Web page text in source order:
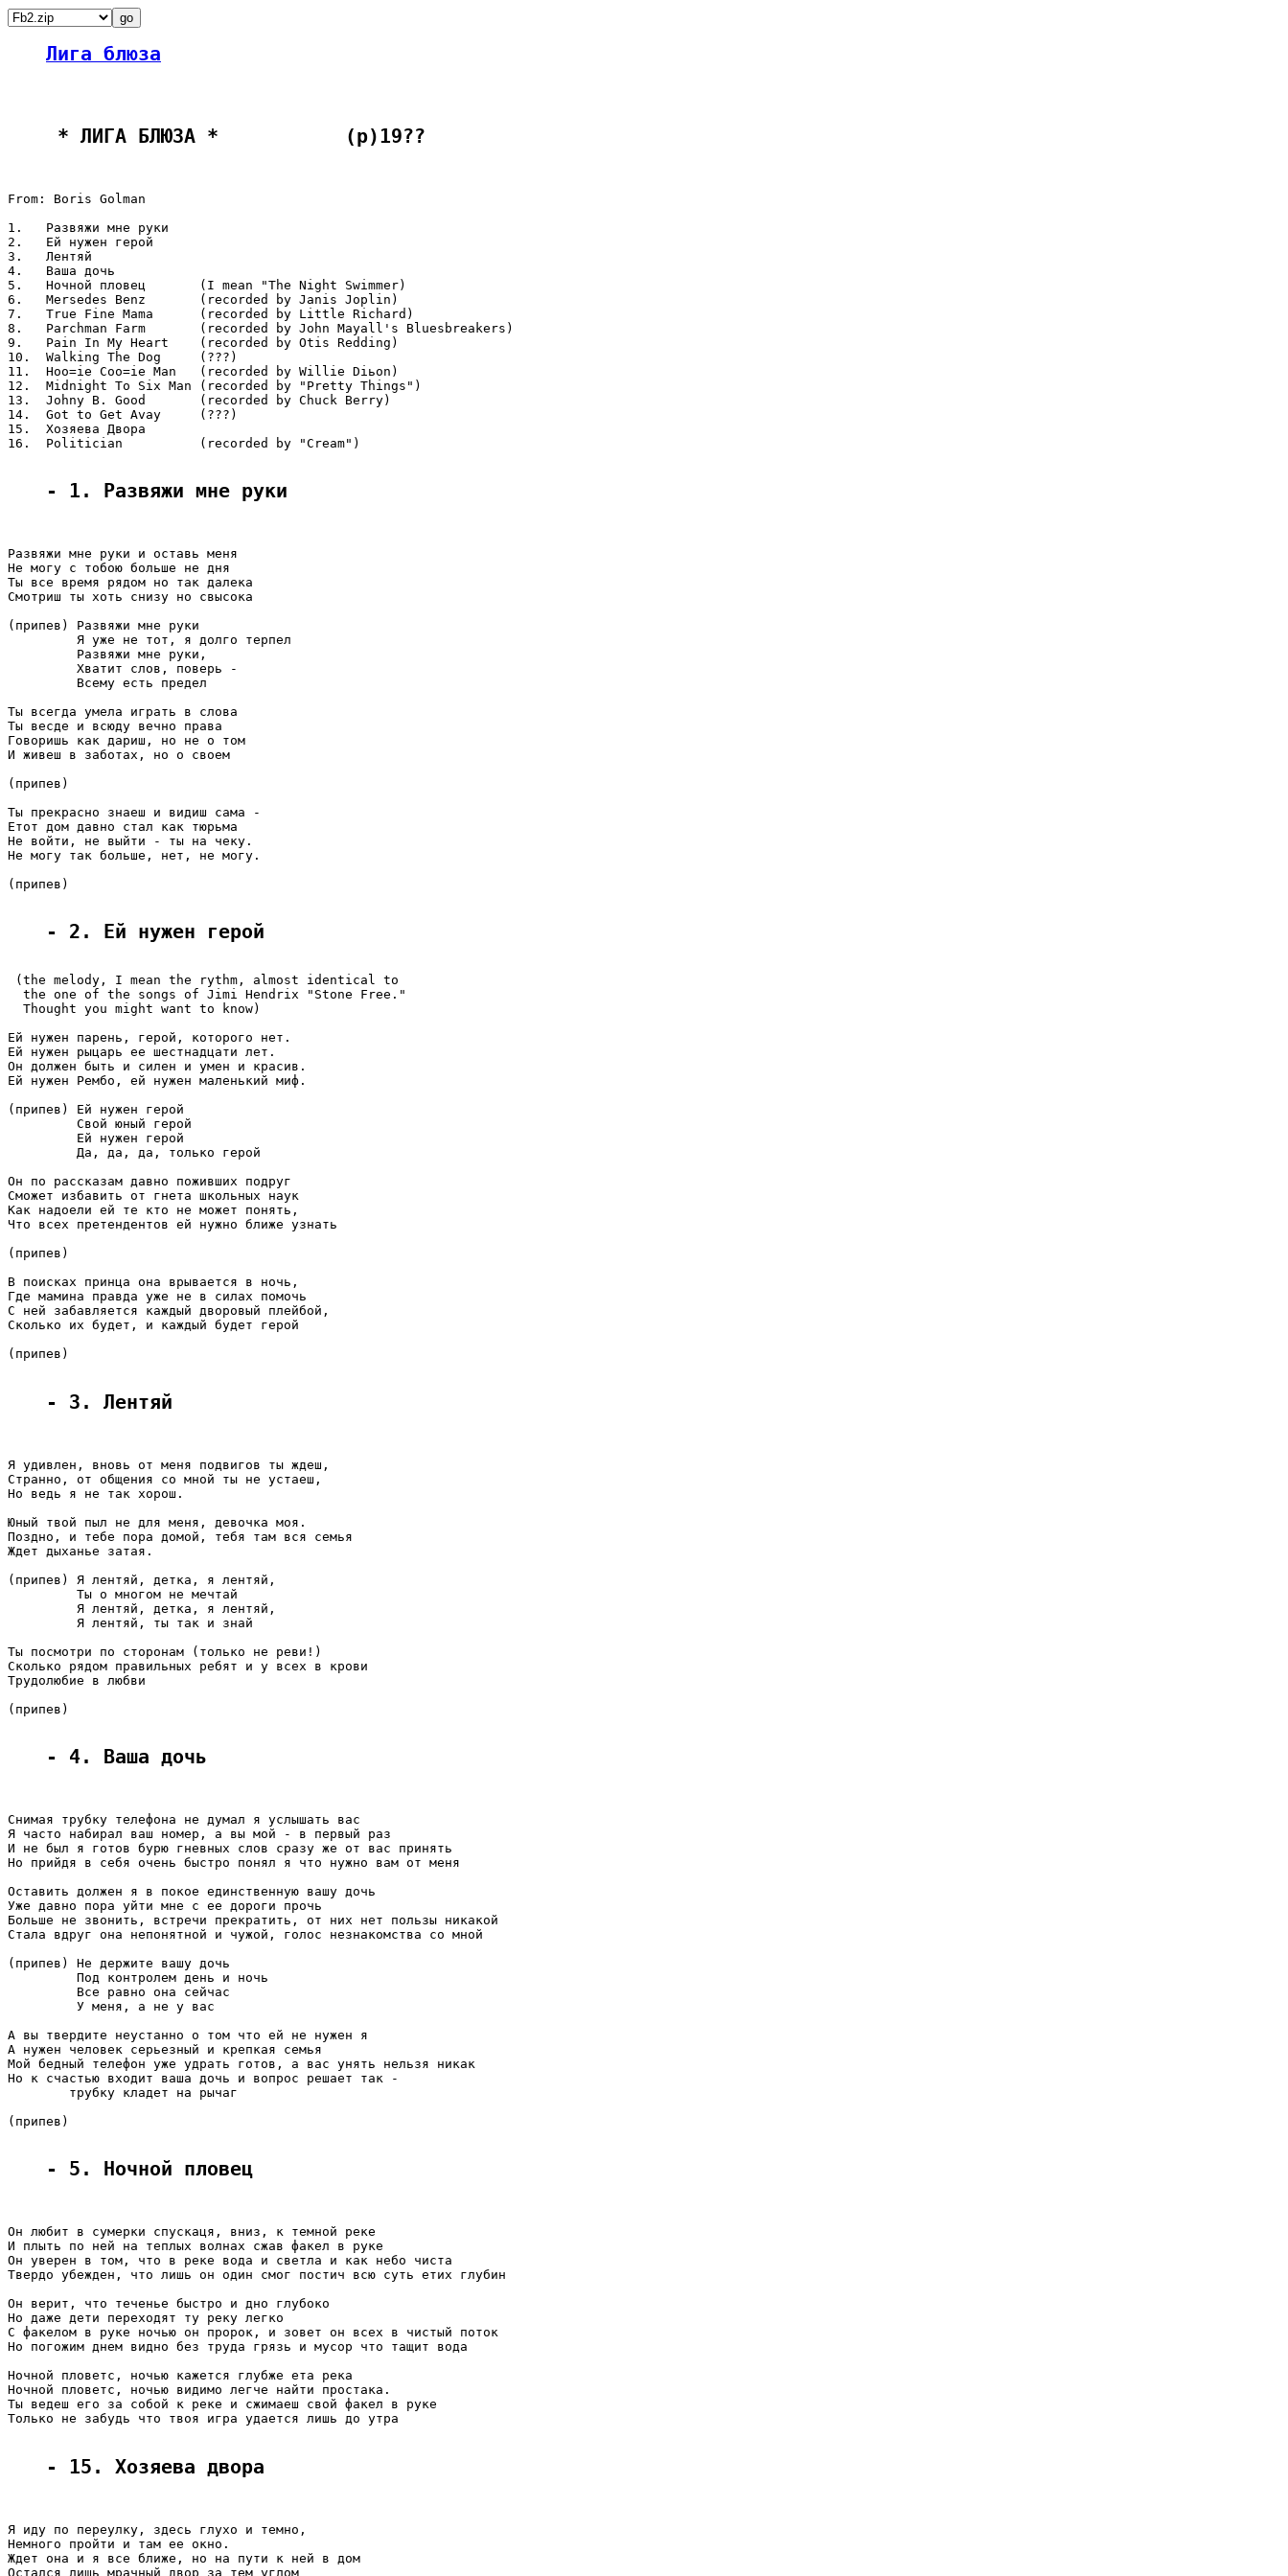
Лига блюза
* ЛИГА БЛЮЗА *           (p)19??
From: Boris Golman
1.   Развяжи мне руки
2.   Ей нужен герой
3.   Лентяй
4.   Ваша дочь
5.   Ночной пловец       (I mean "The Night Swimmer)
6.   Mersedes Benz       (recorded by Janis Joplin)
7.   True Fine Mama      (recorded by Little Richard)
8.   Parchman Farm       (recorded by John Mayall's Bluesbreakers)
9.   Pain In My Heart    (recorded by Otis Redding)
10.  Walking The Dog     (???)
11.  Hoo=ie Coo=ie Man   (recorded by Willie Diьon)
12.  Midnight To Six Man (recorded by "Pretty Things")
13.  Johny B. Good       (recorded by Chuck Berry)
14.  Got to Get Avay     (???)
15.  Хозяева Двора
16.  Politician          (recorded by "Cream")
- 1. Развяжи мне руки
Развяжи мне руки и оставь меня
Не могу с тобою больше не дня
Ты все время рядом но так далека
Смотриш ты хоть снизу но свысока
(припев) Развяжи мне руки
         Я уже не тот, я долго терпел
         Развяжи мне руки,
         Хватит слов, поверь -
         Всему есть предел
Ты всегда умела играть в слова
Ты весде и всюду вечно права
Говоришь как дариш, но не о том
И живеш в заботах, но о своем
(припев)
Ты прекрасно знаеш и видиш сама -
Етот дом давно стал как тюрьма
Не войти, не выйти - ты на чеку.
Не могу так больше, нет, не могу.
(припев)
- 2. Ей нужен герой
(the melody, I mean the rythm, almost identical to
  the one of the songs of Jimi Hendrix "Stone Free."
  Thought you might want to know)
Ей нужен парень, герой, которого нет.
Ей нужен рыцарь ее шестнадцати лет.
Он должен быть и силен и умен и красив.
Ей нужен Рембо, ей нужен маленький миф.
(припев) Ей нужен герой
         Свой юный герой
         Ей нужен герой
         Да, да, да, только герой
Он по рассказам давно поживших подруг
Сможет избавить от гнета школьных наук
Как надоели ей те кто не может понять,
Что всех претендентов ей нужно ближе узнать
(припев)
В поисках принца она врывается в ночь,
Где мамина правда уже не в силах помочь
С ней забавляется каждый дворовый плейбой,
Сколько их будет, и каждый будет герой
(припев)
- 3. Лентяй
Я удивлен, вновь от меня подвигов ты ждеш,
Странно, от общения со мной ты не устаеш,
Но ведь я не так хорош.
Юный твой пыл не для меня, девочка моя.
Поздно, и тебе пора домой, тебя там вся семья
Ждет дыханье затая.
(припев) Я лентяй, детка, я лентяй,
         Ты о многом не мечтай
         Я лентяй, детка, я лентяй,
         Я лентяй, ты так и знай
Ты посмотри по сторонам (только не реви!)
Сколько рядом правильных ребят и у всех в крови
Трудолюбие в любви
(припев)
- 4. Ваша дочь
Снимая трубку телефона не думал я услышать вас
Я часто набирал ваш номер, а вы мой - в первый раз
И не был я готов бурю гневных слов сразу же от вас принять
Но прийдя в себя очень быстро понял я что нужно вам от меня
Оставить должен я в покое единственную вашу дочь
Уже давно пора уйти мне с ее дороги прочь
Больше не звонить, встречи прекратить, от них нет пользы никакой
Стала вдруг она непонятной и чужой, голос незнакомства со мной
(припев) Не держите вашу дочь
         Под контролем день и ночь
         Все равно она сейчас
         У меня, а не у вас
А вы твердите неустанно о том что ей не нужен я
А нужен человек серьезный и крепкая семья
Мой бедный телефон уже удрать готов, а вас унять нельзя никак
Но к счастью входит ваша дочь и вопрос решает так -
        трубку кладет на рычаг
(припев)
- 5. Ночной пловец
Он любит в сумерки спускаця, вниз, к темной реке
И плыть по ней на теплых волнах сжав факел в руке
Он уверен в том, что в реке вода и светла и как небо чиста
Твердо убежден, что лишь он один смог постич всю суть етих глубин
Он верит, что теченье быстро и дно глубоко
Но даже дети переходят ту реку легко
С факелом в руке ночью он пророк, и зовет он всех в чистый поток
Но погожим днем видно без труда грязь и мусор что тащит вода
Ночной пловетс, ночью кажется глубже ета река
Ночной пловетс, ночью видимо легче найти простака.
Ты ведеш его за собой к реке и сжимаеш свой факел в руке
Только не забудь что твоя игра удается лишь до утра
- 15. Хозяева двора
Я иду по переулку, здесь глухо и темно,
Немного пройти и там ее окно.
Ждет она и я все ближе, но на пути к ней в дом
Остался лишь мрачный двор за тем углом